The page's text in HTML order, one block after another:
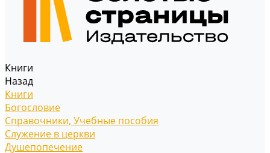
Книги
Назад
Книги
Богословие
Справочники, Учебные пособия
Служение в церкви
Душепопечение